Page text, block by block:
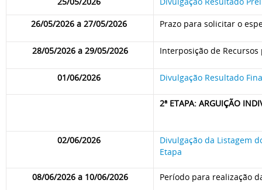
26/05/2026 a 27/05/2026
Prazo para solicitar o
28/05/2026 a 29/05/2026 Interposição de
01/06/2026 Divulgação Resultado
2ª ETAPA: ARGUIÇÃO
02/06/2026
Divulgação da Listagem
Etapa
08/06/2026 a 10/06/2026 Período para realização